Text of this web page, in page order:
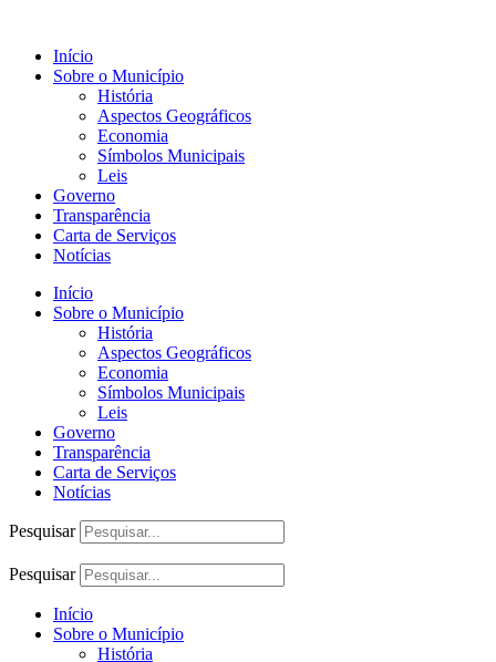
Início
Sobre o Município
História
Aspectos Geográficos
Economia
Símbolos Municipais
Leis
Governo
Transparência
Carta de Serviços
Notícias
Início
Sobre o Município
História
Aspectos Geográficos
Economia
Símbolos Municipais
Leis
Governo
Transparência
Carta de Serviços
Notícias
Pesquisar
Pesquisar
Início
Sobre o Município
História